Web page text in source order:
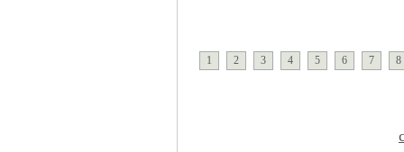
1 2 3 4 5 6 7 8